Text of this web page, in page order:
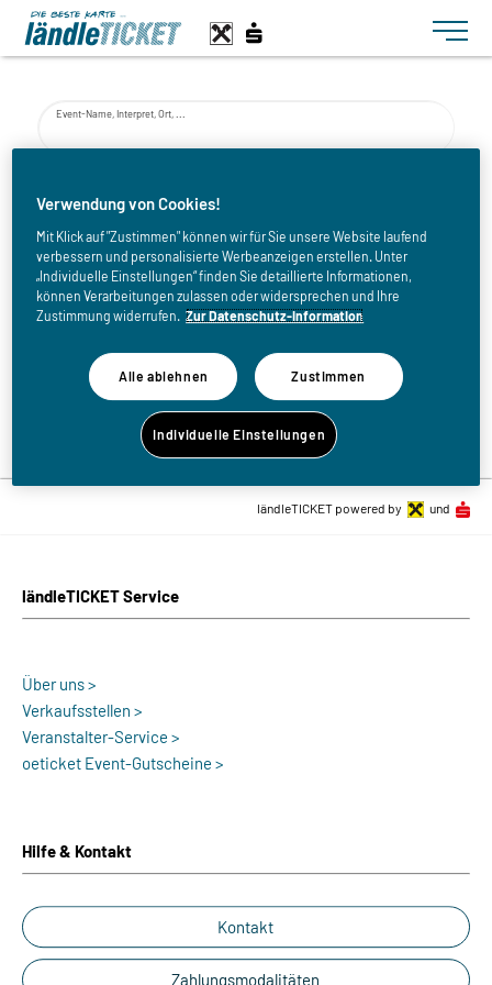
Toggle
Event-Name, Interpret, Ort, ...
bis
Zurück zur Eventliste
ländleTICKET Service
Über uns >
Verkaufsstellen >
Veranstalter-Service >
oeticket Event-Gutscheine >
Hilfe & Kontakt
Kontakt
Zahlungsmodalitäten
ländleTICKET powered by und
Verwendung von Cookies!
Mit Klick auf "Zustimmen" können wir für Sie unsere Website laufend
verbessern und personalisierte Werbeanzeigen erstellen. Unter
„Individuelle Einstellungen“ finden Sie detaillierte Informationen,
können Verarbeitungen zulassen oder widersprechen und Ihre
Zustimmung widerrufen. Zur Datenschutz-Information
Alle ablehnen Zustimmen
Individuelle Einstellungen